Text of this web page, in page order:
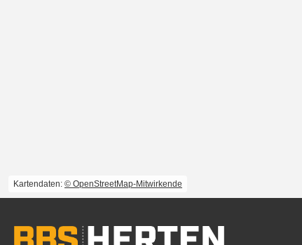
Kartendaten: © OpenStreetMap-Mitwirkende